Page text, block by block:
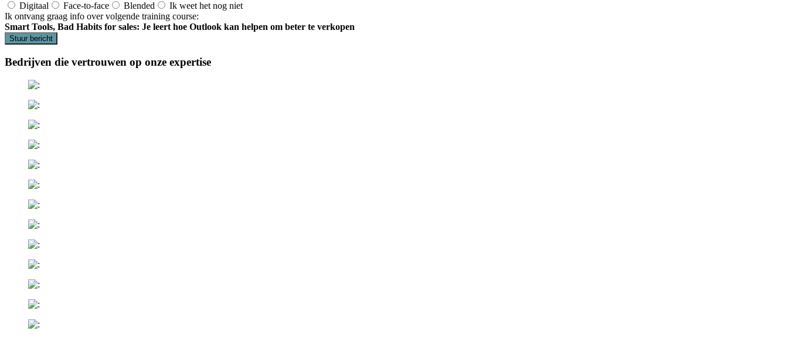
Digitaal
Face-to-face Blended
Ik weet het nog niet
Ik ontvang graag info over volgende training course:
Smart Tools, Bad Habits for sales: Je leert hoe Outlook kan helpen om beter te verkopen
Stuur bericht
Bedrijven die vertrouwen op onze expertise